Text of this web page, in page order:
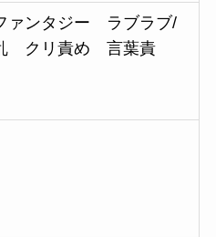
ンタジー ラブラブ/
クリ責め 言葉責